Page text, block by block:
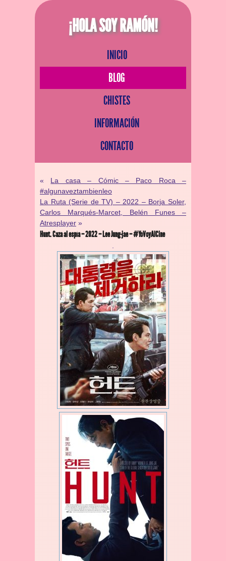
¡HOLA SOY RAMÓN!
INICIO
BLOG
CHISTES
INFORMACIÓN
CONTACTO
« La casa – Cómic – Paco Roca –
#algunaveztambienleo
La Ruta (Serie de TV) – 2022 – Borja Soler,
Carlos Marqués-Marcet, Belén Funes –
Atresplayer »
Hunt. Caza al espía – 2022 – Lee Jung-jae – #YoVoyAlCine